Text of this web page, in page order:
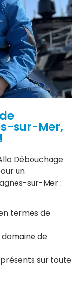
sur-Mer,
Débouchage
un
sur-Mer :
termes de
domaine de
sur toute